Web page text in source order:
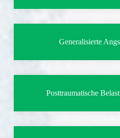
Generalisierte
Posttraumatische